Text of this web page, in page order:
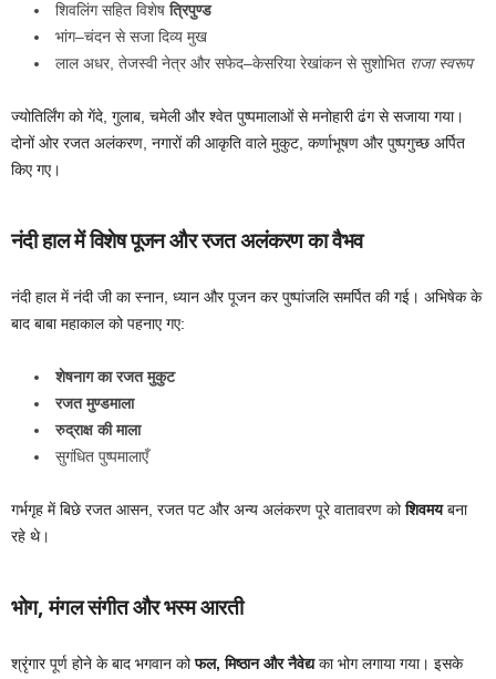
शिवलिंग सहित विशेषत्रिपुण्ड
भांग–चंदन से सजा दिव्य मुख
लाल अधर, तेजस्वी नेत्र और सफेद–केसरिया रेखांकन से सुशोभित राजा स्वरूप
ज्योतिर्लिंग को गेंदे, गुलाब, चमेली और श्वेत पुष्पमालाओं से मनोहारी ढंग से सजाया गया।
दोनों ओर रजत अलंकरण, नगारों की आकृति वाले मुकुट, कर्णाभूषण और पुष्पगुच्छ अर्पित
किए गए।
नंदी हाल में विशेष पूजन और रजत अलंकरण का वैभव
नंदी हाल में नंदी जी का स्नान, ध्यान और पूजन कर पुष्पांजलि समर्पित की गई। अभिषेक के
बाद बाबा महाकाल को पहनाए गए:
शेषनाग का रजत मुकुट
रजत मुण्डमाला
रुद्राक्ष की माला
सुगंधित पुष्पमालाएँ
गर्भगृह में बिछे रजत आसन, रजत पट और अन्य अलंकरण पूरे वातावरण कोशिवमयबना
रहे थे।
भोग, मंगल संगीत और भस्म आरती
श्रृंगार पूर्ण होने के बाद भगवान कोफल, मिष्ठान और नैवेद्यका भोग लगाया गया। इसके